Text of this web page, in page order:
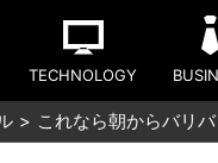
TECHNOLOGY
これなら朝からバリ